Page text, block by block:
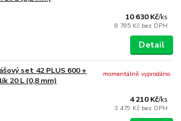
10 630 Kč/ks
8 785 Kč bez DPH
Detail
set 42 PLUS 600 +
20 L (0,8 mm)
4 210 Kč/ks
3 479 Kč bez DPH
momentálně vyprodáno